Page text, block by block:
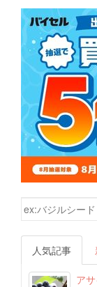
検索結果:
人気記事
ア